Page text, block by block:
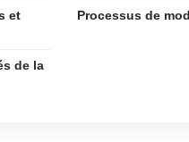
et
Processus de
de la